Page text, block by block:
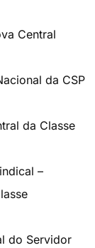
Central
da CSP
da Classe
–
do Servidor